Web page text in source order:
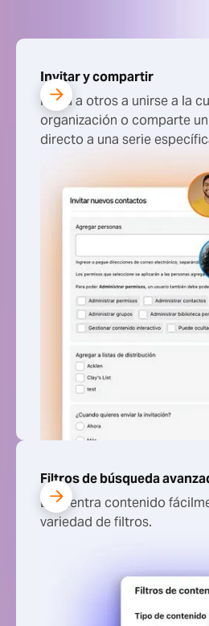
Invitar y compartir
Invita a otros a unirse a la
organización o comparte
directo a una serie
Filtros de búsqueda
Encuentra contenido
variedad de filtros.